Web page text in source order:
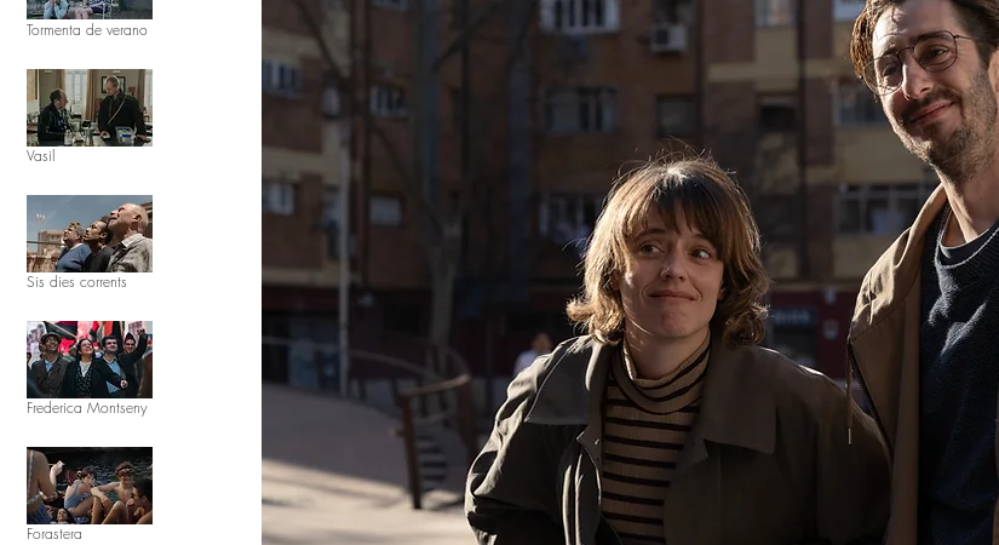
Tormenta de verano
Vasil
Sis dies corrents
Frederica Montseny
Forastera